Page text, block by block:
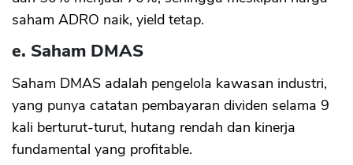
saham ADRO naik, yield tetap.
e. Saham DMAS
Saham DMAS adalah pengelola kawasan industri,
yang punya catatan pembayaran dividen selama 9
kali berturut-turut, hutang rendah dan kinerja
fundamental yang profitable.